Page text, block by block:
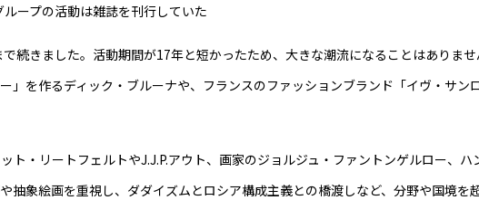
ープの活動は雑誌を刊行していた
続きました。活動期間が17年と短かったため、大きな潮流になることはありませ
」を作るディック・ブルーナや、フランスのファッションブランド「イヴ・サン
ト・リートフェルトやJ.J.P.アウト、画家のジョルジュ・ファントンゲルロー、ハ
抽象絵画を重視し、ダダイズムとロシア構成主義との橋渡しなど、分野や国境を